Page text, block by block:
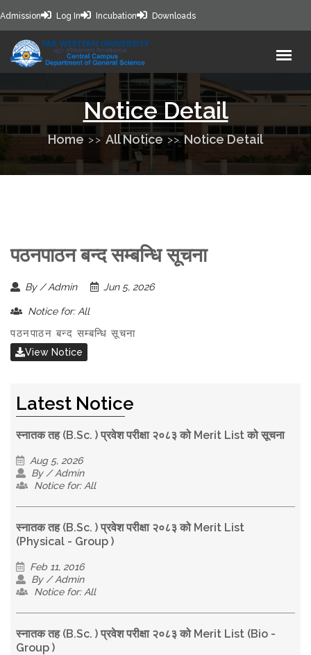
Admission Log In Incubation Downloads
Notice Detail
Home All Notice Notice Detail
पठनपाठन बन्द सम्बन्धि सूचना
By / Admin Jun 5, 2026
Notice for: All
पठनपाठन बन्द सम्बन्धि सूचना
View Notice
Latest Notice
स्नातक तह (B.Sc. ) प्रवेश परीक्षा २०८३ को Merit List को सूचना
Aug 5, 2026
By / Admin
Notice for: All
स्नातक तह (B.Sc. ) प्रवेश परीक्षा २०८३ को Merit List
(Physical - Group )
Feb 11, 2016
By / Admin
Notice for: All
स्नातक तह (B.Sc. ) प्रवेश परीक्षा २०८३ को Merit List (Bio -
Group )